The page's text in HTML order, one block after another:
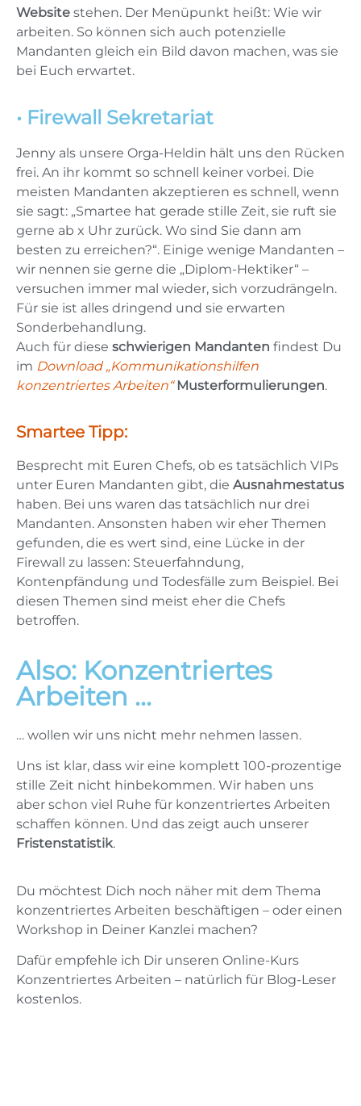
Website stehen. Der Menüpunkt heißt: Wie wir
arbeiten. So können sich auch potenzielle
Mandanten gleich ein Bild davon machen, was sie
bei Euch erwartet.
• Firewall Sekretariat
Jenny als unsere Orga-Heldin hält uns den Rücken
frei. An ihr kommt so schnell keiner vorbei. Die
meisten Mandanten akzeptieren es schnell, wenn
sie sagt: „Smartee hat gerade stille Zeit, sie ruft sie
gerne ab x Uhr zurück. Wo sind Sie dann am
besten zu erreichen?“. Einige wenige Mandanten –
wir nennen sie gerne die „Diplom-Hektiker“ –
versuchen immer mal wieder, sich vorzudrängeln.
Für sie ist alles dringend und sie erwarten
Sonderbehandlung.
Auch für diese schwierigen Mandanten findest Du
im Download „Kommunikationshilfen
konzentriertes Arbeiten“ Musterformulierungen.
Smartee Tipp:
Besprecht mit Euren Chefs, ob es tatsächlich VIPs
unter Euren Mandanten gibt, die Ausnahmestatus
haben. Bei uns waren das tatsächlich nur drei
Mandanten. Ansonsten haben wir eher Themen
gefunden, die es wert sind, eine Lücke in der
Firewall zu lassen: Steuerfahndung,
Kontenpfändung und Todesfälle zum Beispiel. Bei
diesen Themen sind meist eher die Chefs
betroffen.
Also: Konzentriertes
Arbeiten ...
… wollen wir uns nicht mehr nehmen lassen.
Uns ist klar, dass wir eine komplett 100-prozentige
stille Zeit nicht hinbekommen. Wir haben uns
aber schon viel Ruhe für konzentriertes Arbeiten
schaffen können. Und das zeigt auch unserer
Fristenstatistik.
Du möchtest Dich noch näher mit dem Thema
konzentriertes Arbeiten beschäftigen – oder einen
Workshop in Deiner Kanzlei machen?
Dafür empfehle ich Dir unseren Online-Kurs
Konzentriertes Arbeiten – natürlich für Blog-Leser
kostenlos.